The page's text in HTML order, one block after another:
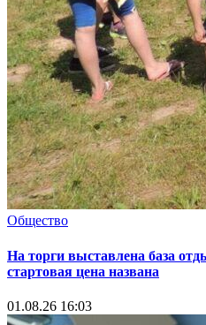
Общество
На торги выставлена база
стартовая цена названа
01.08.26 16:03